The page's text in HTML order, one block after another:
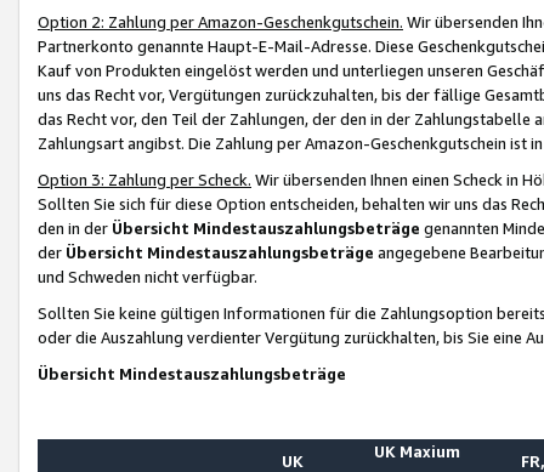
Option 2: Zahlung per Amazon-Geschenkgutschein. Wir übersenden
Partnerkonto genannte Haupt-E-Mail-Adresse. Diese
Kauf von Produkten eingelöst werden und unterliegen unseren
uns das Recht vor, Vergütungen zurückzuhalten, bis der fällige
das Recht vor, den Teil der Zahlungen, der den in der
Zahlungsart angibst. Die Zahlung per Amazon-Geschenkgutschein ist
Option 3: Zahlung per Scheck. Wir übersenden Ihnen einen Scheck in
Sollten Sie sich für diese Option entscheiden, behalten wir uns das
den in der Übersicht Mindestauszahlungsbeträge genannten
der Übersicht Mindestauszahlungsbeträge angegebene
und Schweden nicht verfügbar.
Sollten Sie keine gültigen Informationen für die Zahlungsoption
oder die Auszahlung verdienter Vergütung zurückhalten, bis Sie
Übersicht Mindestauszahlungsbeträge
UK
UK Maxium